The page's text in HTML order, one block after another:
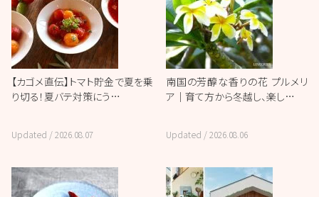
【カゴメ直伝】トマト貯金で夏を乗
り切る！夏バテ対策にう…
Updated /2026.08.07
南国の芳醇な香りの花 プルメリ
ア｜育て方から冬越し、楽し…
Updated /2026.08.06